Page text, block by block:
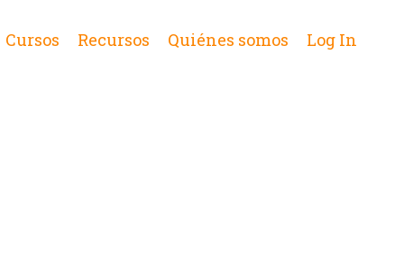
Cursos Recursos Quiénes somos Log In